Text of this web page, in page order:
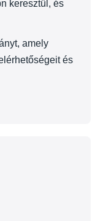
keresztül, és
amely
és